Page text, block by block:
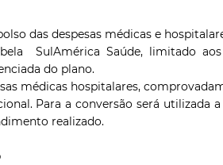
das despesas médicas e
SulAmérica Saúde, limitado
do plano.
médicas hospitalares,
Para a conversão será utilizada
realizado.